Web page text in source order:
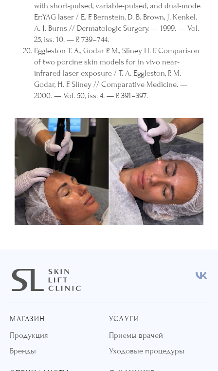
with short-pulsed, variable-pulsed, and dual-mode
Er:YAG laser / E. F. Bernstein, D. B. Brown, J. Kenkel,
A. J. Burns // Dermatologic Surgery. — 1999. — Vol.
25, iss. 10. — P. 739–744.
Eggleston T. A., Godar P. M., Sliney H. F. Comparison
of two porcine skin models for in vivo near-
infrared laser exposure / T. A. Eggleston, P. M.
Godar, H. F. Sliney // Comparative Medicine. —
2000. — Vol. 50, iss. 4. — P. 391–397.
МАГАЗИН
Продукция
Бренды
УСЛУГИ
Приемы врачей
Уходовые процедуры